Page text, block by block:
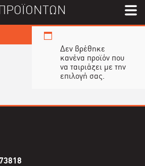
Δεν βρέθηκε
κανένα προϊόν που
να ταιριάζει με την
επιλογή σας.